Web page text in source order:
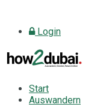
Login
Start
Auswandern